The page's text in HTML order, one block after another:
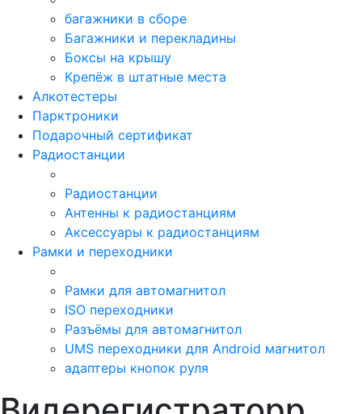
багажники в сборе
Багажники и перекладины
Боксы на крышу
Крепёж в штатные места
Алкотестеры
Парктроники
Подарочный сертификат
Радиостанции
Радиостанции
Антенны к радиостанциям
Аксессуары к радиостанциям
Рамки и переходники
Рамки для автомагнитол
ISO переходники
Разъёмы для автомагнитол
UMS переходники для Android магнитол
адаптеры кнопок руля